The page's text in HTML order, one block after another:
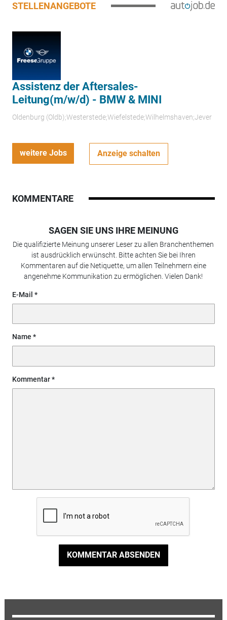
STELLENANGEBOTE
Assistenz der Aftersales-
Leitung(m/w/d) - BMW & MINI
Oldenburg (Oldb);Westerstede;Wiefelstede;Wilhelmshaven;Jever
weitere Jobs Anzeige schalten
KOMMENTARE
SAGEN SIE UNS IHRE MEINUNG
Die qualifizierte Meinung unserer Leser zu allen Branchenthemen
ist ausdrücklich erwünscht. Bitte achten Sie bei Ihren
Kommentaren auf die Netiquette, um allen Teilnehmern eine
angenehme Kommunikation zu ermöglichen. Vielen Dank!
E-Mail
Name
Kommentar
KOMMENTAR ABSENDEN